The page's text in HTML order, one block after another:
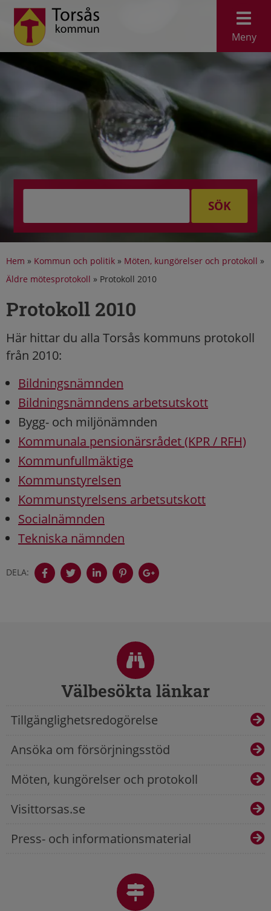
Meny
SÖK
Hem » Kommun och politik » Möten, kungörelser och protokoll »
Äldre mötesprotokoll » Protokoll 2010
Protokoll 2010
Här hittar du alla Torsås kommuns protokoll
från 2010:
Bildningsnämnden
Bildningsnämndens arbetsutskott
Bygg- och miljönämnden
Kommunala pensionärsrådet (KPR / RFH)
Kommunfullmäktige
Kommunstyrelsen
Kommunstyrelsens arbetsutskott
Socialnämnden
Tekniska nämnden
DELA:
Välbesökta länkar
Tillgänglighetsredogörelse
Ansöka om försörjningsstöd
Möten, kungörelser och protokoll
Visittorsas.se
Press- och informationsmaterial